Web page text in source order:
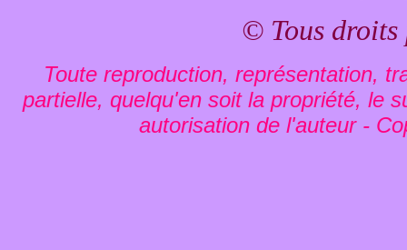
© Tous droits
Toute reproduction, représentation,
partielle, quelqu'en soit la propriété, le
autorisation de l'auteur -